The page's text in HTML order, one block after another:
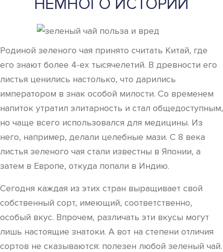
НЕМНОГО ИСТОРИИ
Родиной зеленого чая принято считать Китай, где
его знают более 4-ех тысячелетий. В древности его
листья ценились настолько, что дарились
императором в знак особой милости. Со временем
напиток утратил элитарность и стал общедоступным,
но чаще всего использовался для медицины. Из
него, например, делали целебные мази. С 8 века
листья зеленого чая стали известны в Японии, а
затем в Европе, откуда попали в Индию.
Сегодня каждая из этих стран выращивает свой
собственный сорт, имеющий, соответственно,
особый вкус. Впрочем, различать эти вкусы могут
лишь настоящие знатоки. А вот на степени отличия
сортов не сказываются: полезен любой зеленый чай.